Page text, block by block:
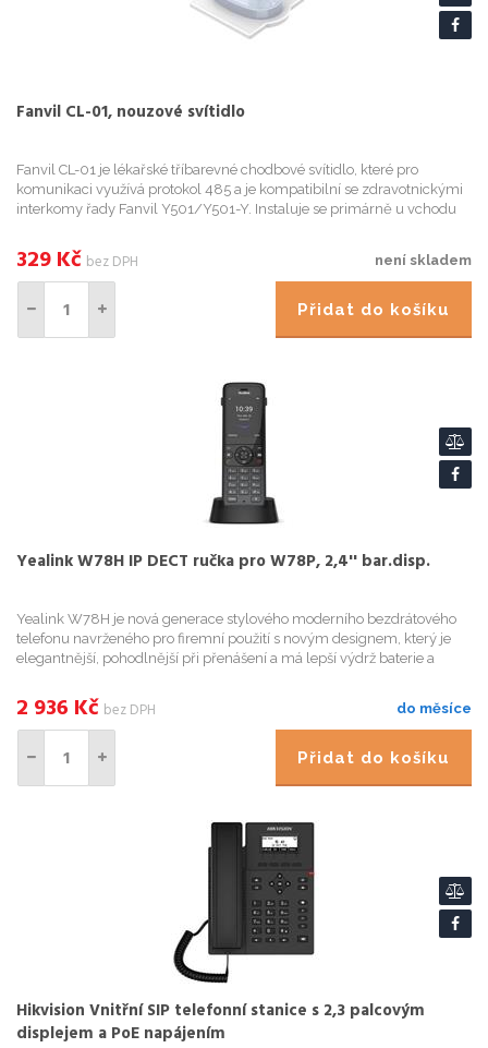
Fanvil CL-01, nouzové svítidlo
Fanvil CL-01 je lékařské tříbarevné chodbové svítidlo, které pro
komunikaci využívá protokol 485 a je kompatibilní se zdravotnickými
interkomy řady Fanvil Y501/Y501-Y. Instaluje se primárně u vchodu
není skladem
329Kč bez DPH
Přidat do košíku
Yealink W78H IP DECT ručka pro W78P, 2,4'' bar.disp.
Yealink W78H je nová generace stylového moderního bezdrátového
telefonu navrženého pro firemní použití s novým designem, který je
elegantnější, pohodlnější při přenášení a má lepší výdrž baterie a
do měsíce
2 936 Kč bez DPH
Přidat do košíku
Hikvision Vnitřní SIP telefonní stanice s 2,3 palcovým
displejem a PoE napájením